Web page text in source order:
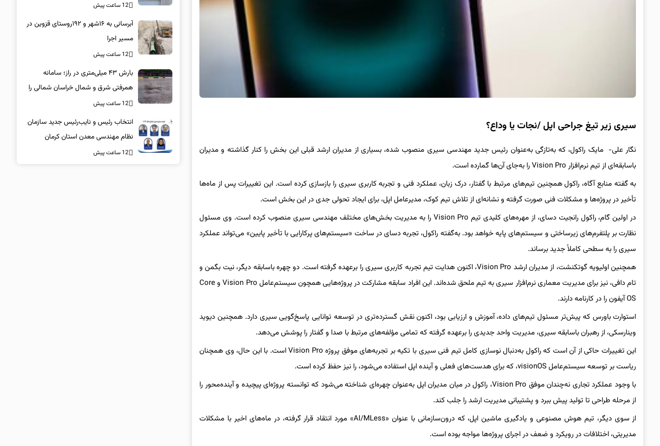
سیری زیر تیغ جراحی اپل /نجات یا وداع؟
نگار علی- مایک راکول، که به‌تازگی به‌عنوان رئیس جدید مهندسی سیری منصوب شده، بسیاری از مدیران ارشد قبلی این بخش را کنار گذاشته و مدیران
باسابقه‌ای از تیم نرم‌افزار Vision Pro را به‌جای آن‌ها گمارده است.
به گفته منابع آگاه، راکول همچنین تیم‌های مرتبط با گفتار، درک زبان، عملکرد فنی و تجربه کاربری سیری را بازسازی کرده است. این تغییرات پس از ماه‌ها
تأخیر در پروژه‌ها و مشکلات فنی صورت گرفته و نشانه‌ای از تلاش تیم کوک، مدیرعامل اپل، برای ایجاد تحولی جدی در این بخش است.
در اولین گام، راکول رانجیت دسای، از مهره‌های کلیدی تیم Vision Pro را به مدیریت بخش‌های مختلف مهندسی سیری منصوب کرده است. وی مسئول
نظارت بر پلتفرم‌های زیرساختی و سیستم‌های پایه خواهد بود. به‌گفته راکول، تجربه دسای در ساخت «سیستم‌های پرکارایی با تأخیر پایین» می‌تواند عملکرد
سیری را به سطحی کاملاً جدید برساند.
همچنین اولیویه گوتکنشت، از مدیران ارشد Vision Pro، اکنون هدایت تیم تجربه کاربری سیری را برعهده گرفته است. دو چهره باسابقه دیگر، نیت بگمن و
تام دافی، نیز برای مدیریت معماری نرم‌افزار سیری به تیم ملحق شده‌اند. این افراد سابقه مشارکت در پروژه‌هایی همچون سیستم‌عامل Vision Pro و Core
OS آیفون را در کارنامه دارند.
استوارت باورس که پیش‌تر مسئول تیم‌های داده، آموزش و ارزیابی بود، اکنون نقش گسترده‌تری در توسعه توانایی پاسخ‌گویی سیری دارد. همچنین دیوید
وینارسکی، از رهبران باسابقه سیری، مدیریت واحد جدیدی را برعهده گرفته که تمامی مؤلفه‌های مرتبط با صدا و گفتار را پوشش می‌دهد.
این تغییرات حاکی از آن است که راکول به‌دنبال نوسازی کامل تیم فنی سیری با تکیه بر تجربه‌های موفق پروژه Vision Pro است. با این حال، وی همچنان
ریاست بر توسعه سیستم‌عامل visionOS، که برای هدست‌های فعلی و آینده اپل استفاده می‌شود، را نیز حفظ کرده است.
با وجود عملکرد تجاری نه‌چندان موفق Vision Pro، راکول در میان مدیران اپل به‌عنوان چهره‌ای شناخته می‌شود که توانسته پروژه‌ای پیچیده و آینده‌محور را
از مرحله طراحی تا تولید پیش ببرد و پشتیبانی مدیریت ارشد را جلب کند.
از سوی دیگر، تیم هوش مصنوعی و یادگیری ماشین اپل، که درون‌سازمانی با عنوان «AI/MLess» مورد انتقاد قرار گرفته، در ماه‌های اخیر با مشکلات
مدیریتی، اختلافات در رویکرد و ضعف در اجرای پروژه‌ها مواجه بوده است.
12 ساعت پیش
آبرسانی به ۱۶شهر و ۱۹۲روستای قزوین در
مسیر اجرا
12 ساعت پیش
بارش ۴۳ میلی‌متری در راز؛ سامانه
همرفتی شرق و شمال خراسان شمالی را
درنوردید
12 ساعت پیش
انتخاب رئیس و نایب‌رئیس جدید سازمان
نظام مهندسی معدن استان کرمان
12 ساعت پیش